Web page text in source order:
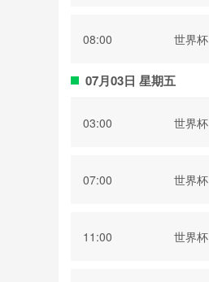
08:00 世界杯
07月03日 星期五
03:00 世界杯
07:00 世界杯
11:00 世界杯